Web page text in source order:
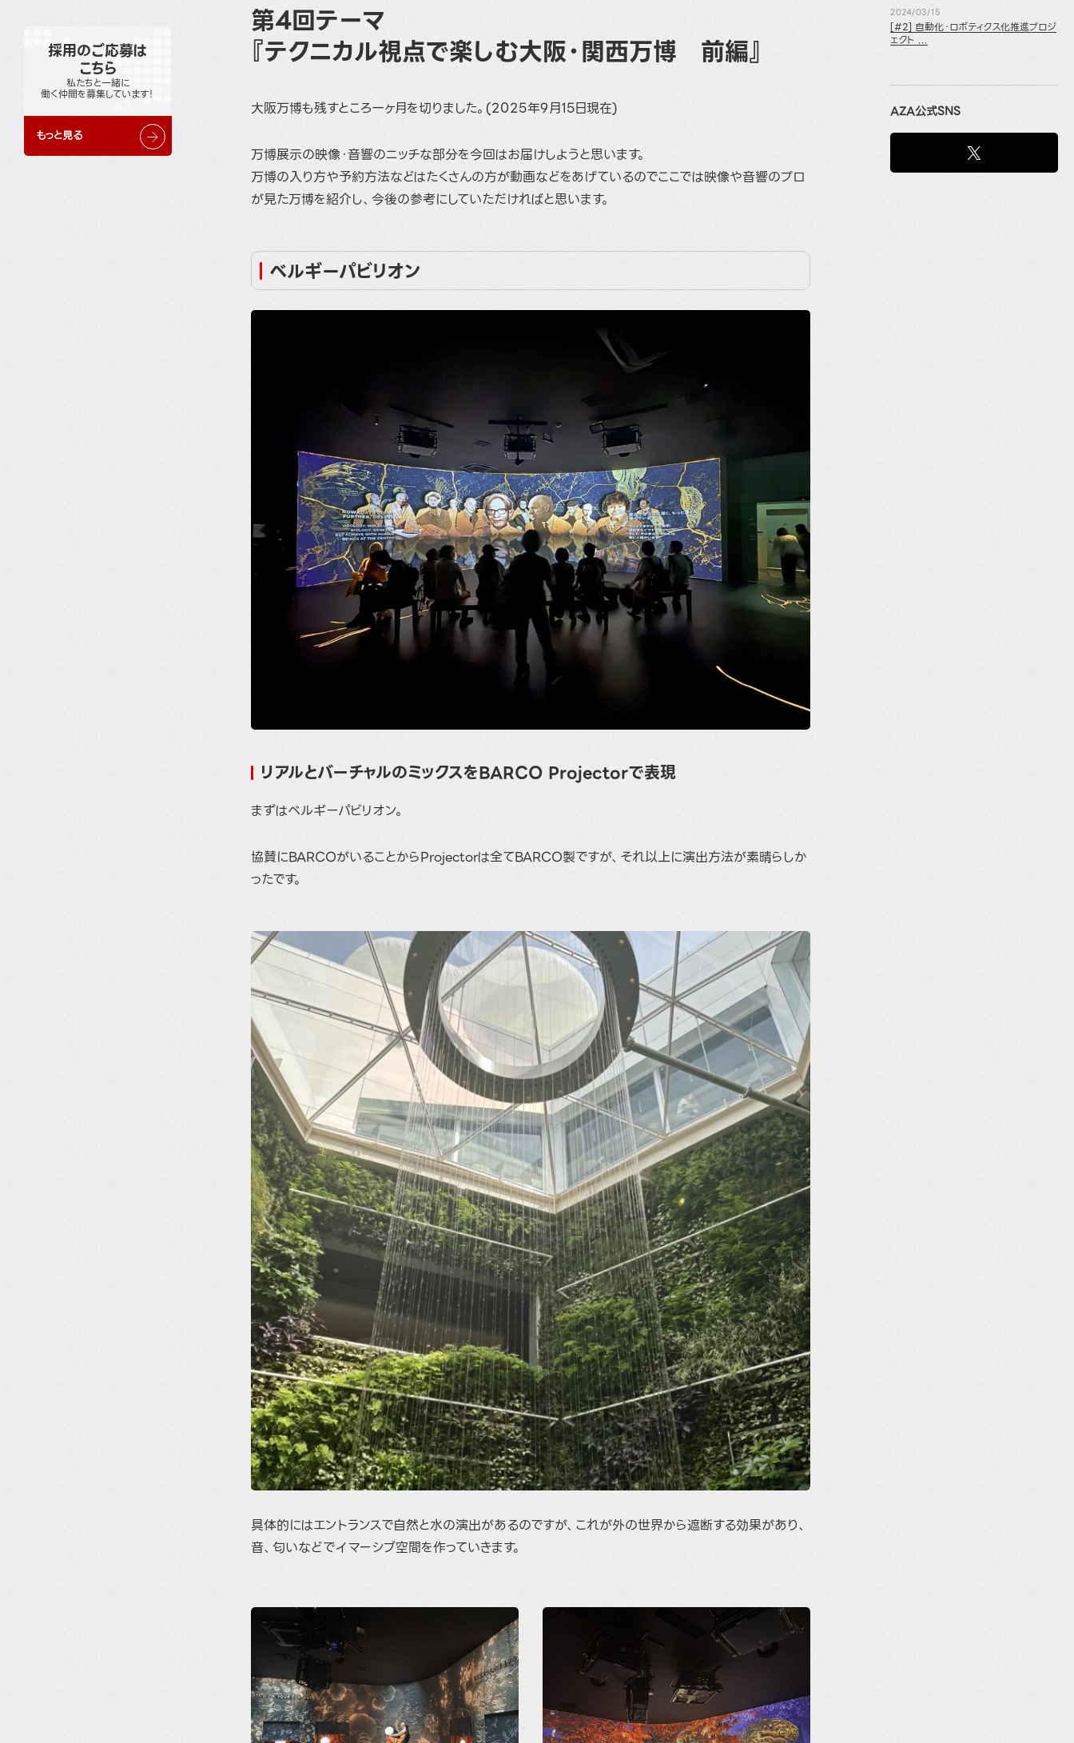
採用のご応募は
こちら
私たちと一緒に
働く仲間を募集しています！
もっと見る
第4回テーマ
『テクニカル視点で楽しむ大阪・関西万博 前編』
大阪万博も残すところ一ヶ月を切りました。(2025年9月15日現在)
万博展示の映像・音響のニッチな部分を今回はお届けしようと思います。
万博の入り方や予約方法などはたくさんの方が動画などをあげているのでここでは映像や音響のプロ
が見た万博を紹介し、今後の参考にしていただければと思います。
ベルギーパビリオン
リアルとバーチャルのミックスをBARCO Projectorで表現
まずはベルギーパビリオン。
協賛にBARCOがいることからProjectorは全てBARCO製ですが、それ以上に演出方法が素晴らしか
ったです。
具体的にはエントランスで自然と水の演出があるのですが、これが外の世界から遮断する効果があり、
音、匂いなどでイマーシブ空間を作っていきます。
2024/03/15
[#2] 自動化・ロボティクス化推進プロジ
ェクト ...
AZA公式SNS